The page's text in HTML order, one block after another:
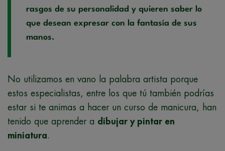
rasgos de su personalidad y quieren saber lo
que desean expresar con la fantasía de sus
manos.
No utilizamos en vano la palabra artista porque
estos especialistas, entre los que tú también podrías
estar si te animas a hacer un curso de manicura, han
tenido que aprender a dibujar y pintar en
miniatura.